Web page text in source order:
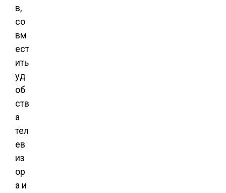
в,
со
вм
ест
ить
уд
об
ств
а
тел
ев
из
ор
а и